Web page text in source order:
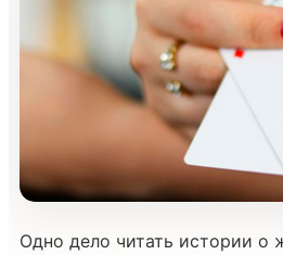
Одно дело читать истории о